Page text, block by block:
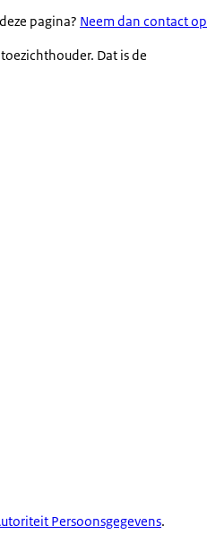
pagina? Neem dan contact op
Dat is de
Persoonsgegevens.